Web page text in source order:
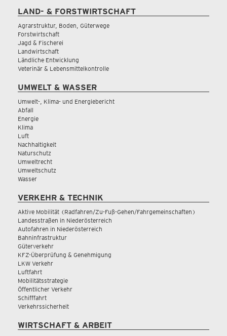
LAND- & FORSTWIRTSCHAFT
Agrarstruktur, Boden, Güterwege
Forstwirtschaft
Jagd & Fischerei
Landwirtschaft
Ländliche Entwicklung
Veterinär & Lebensmittelkontrolle
UMWELT & WASSER
Umwelt-, Klima- und Energiebericht
Abfall
Energie
Klima
Luft
Nachhaltigkeit
Naturschutz
Umweltrecht
Umweltschutz
Wasser
VERKEHR & TECHNIK
Aktive Mobilität (Radfahren/Zu-Fuß-Gehen/Fahrgemeinschaften)
Landesstraßen in Niederösterreich
Autofahren in Niederösterreich
Bahninfrastruktur
Güterverkehr
KFZ-Überprüfung & Genehmigung
LKW Verkehr
Luftfahrt
Mobilitätsstrategie
Öffentlicher Verkehr
Schifffahrt
Verkehrssicherheit
WIRTSCHAFT & ARBEIT